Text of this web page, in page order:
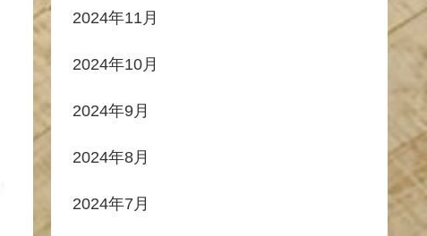
2024年11月
2024年10月
2024年9月
2024年8月
2024年7月